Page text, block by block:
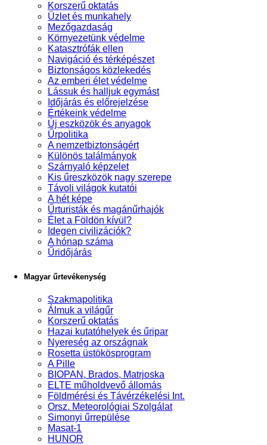
Korszerű oktatás
Üzlet és munkahely
Mezőgazdaság
Környezetünk védelme
Katasztrófák ellen
Navigáció és térképészet
Biztonságos közlekedés
Az emberi élet védelme
Lássuk és halljuk egymást
Időjárás és előrejelzése
Értékeink védelme
Új eszközök és anyagok
Űrpolitika
A nemzetbiztonságért
Különös találmányok
Szárnyaló képzelet
Kis űreszközök nagy szerepe
Távoli világok kutatói
A hét képe
Űrturisták és magánűrhajók
Élet a Földön kívül?
Idegen civilizációk?
A hónap száma
Űridőjárás
Magyar űrtevékenység
Szakmapolitika
Álmuk a világűr
Korszerű oktatás
Hazai kutatóhelyek és űripar
Nyereség az országnak
Rosetta üstökösprogram
A Pille
BIOPAN, Brados, Matrjoska
ELTE műholdvevő állomás
Földmérési és Távérzékelési Int.
Orsz. Meteorológiai Szolgálat
Simonyi űrrepülése
Masat-1
HUNOR